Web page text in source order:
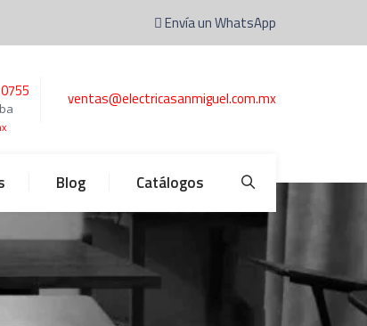
Envía un WhatsApp
ventas@electricasanmiguel.com.mx
Blog Catálogos